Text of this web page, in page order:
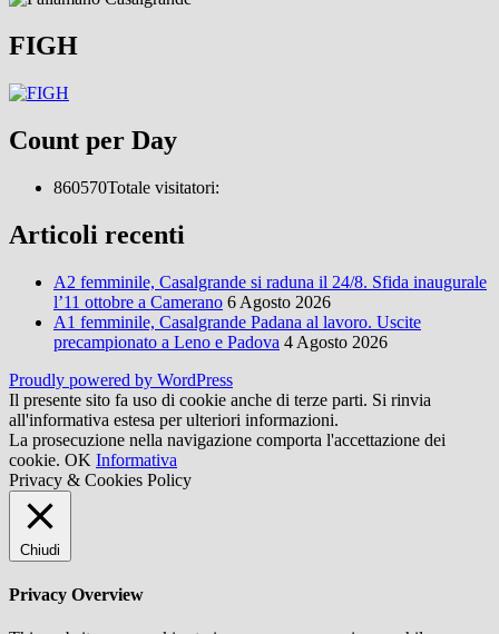
FIGH
Count per Day
860570Totale visitatori:
Articoli recenti
A2 femminile, Casalgrande si raduna il 24/8. Sfida inaugurale
l’11 ottobre a Camerano 6 Agosto 2026
A1 femminile, Casalgrande Padana al lavoro. Uscite
precampionato a Leno e Padova 4 Agosto 2026
Proudly powered by WordPress
Il presente sito fa uso di cookie anche di terze parti. Si rinvia
all'informativa estesa per ulteriori informazioni.
La prosecuzione nella navigazione comporta l'accettazione dei
cookie. OK Informativa
Privacy & Cookies Policy
Chiudi
Privacy Overview